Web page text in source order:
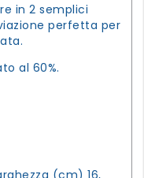
in 2 semplici
perfetta per
al 60%.
(cm) 16,